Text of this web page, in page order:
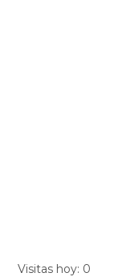
Visitas hoy: 0